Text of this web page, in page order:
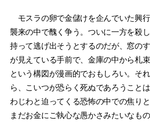
モスラの卵で金儲けを企んでいた興
襲来の中で醜く争う。ついに一方を殺
持って逃げ出そうとするのだが、窓の
が見えている手前で、金庫の中から札
という構図が漫画的でおもしろい。そ
ら、こいつが恐らく死ぬであろうこと
わじわと迫ってくる恐怖の中での焦り
まだお金にご執心な愚かさみたいなも